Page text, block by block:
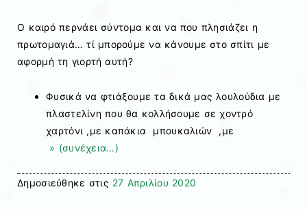
Ο καιρό περνάει σύντομα και να που πλησιάζει η
πρωτομαγιά… τί μπορούμε να κάνουμε στο σπίτι με
αφορμή τη γιορτή αυτή?
Φυσικά να φτιάξουμε τα δικά μας λουλούδια με
πλαστελίνη που θα κολλήσουμε σε χοντρό
χαρτόνι ,με καπάκια μπουκαλιών ,με
» (συνέχεια…)
Δημοσιεύθηκε στις 27 Απριλίου 2020